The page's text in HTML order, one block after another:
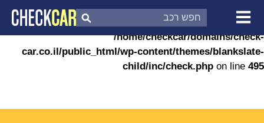
Warning : Undefined variable $moed_aliya_lakvish in
/home/checkcar/domains/check-
car.co.il/public_html/wp-content/themes/blankslate-
child/inc/check.php on line 495
צ'ק קאר
דוח בדיקת רכב
לפי מספר